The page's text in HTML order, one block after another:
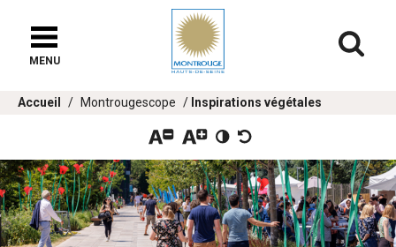
chat
MENU
Vous
Accueil Montrougescope Inspirations végétales